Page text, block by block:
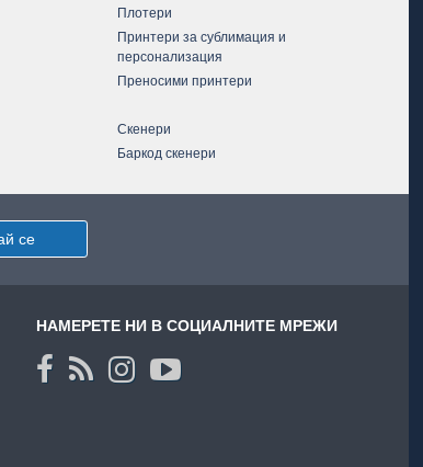
Плотери
Принтери за сублимация и
персонализация
Преносими принтери
Скенери
Баркод скенери
се
НАМЕРЕТЕ НИ В СОЦИАЛНИТЕ МРЕЖИ